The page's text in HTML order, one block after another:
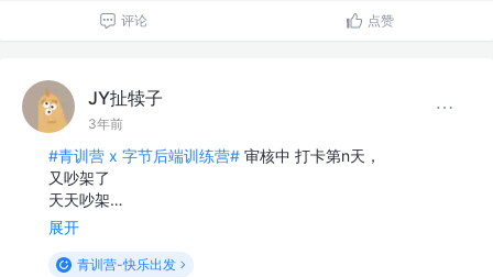
评论 点赞
JY扯犊子
3年前
#青训营 x 字节后端训练营# 审核中 打卡第n天，
又吵架了
天天吵架…
展开
青训营-快乐出发